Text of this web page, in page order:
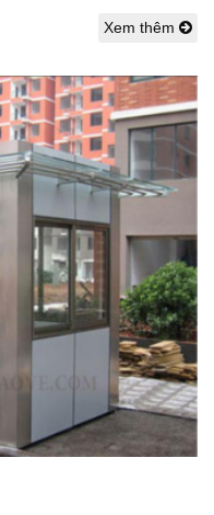
Xem thêm